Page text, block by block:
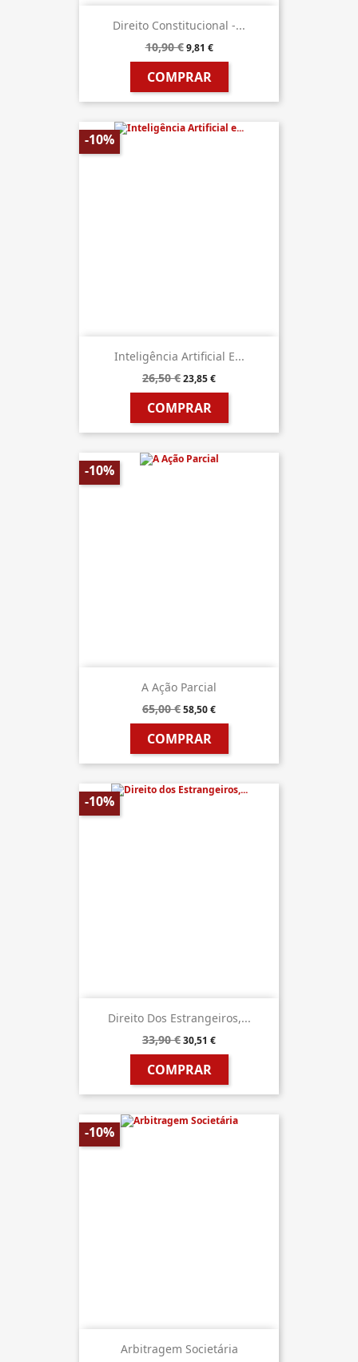
Direito Constitucional -...
10,90 € 9,81 €
COMPRAR
Inteligência Artificial E...
26,50 €23,85 €
COMPRAR
-10%
A Ação Parcial
65,00 €58,50 €
COMPRAR
-10%
Direito Dos Estrangeiros,...
33,90 €30,51 €
COMPRAR
-10%
Arbitragem Societária
-10%